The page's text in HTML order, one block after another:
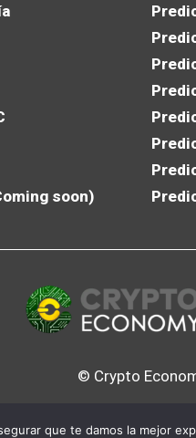
soon)
© Crypto
que te damos la mejor